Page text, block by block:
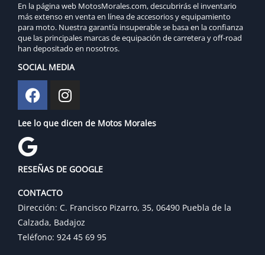
En la página web MotosMorales.com, descubrirás el inventario
más extenso en venta en línea de accesorios y equipamiento
para moto. Nuestra garantía insuperable se basa en la confianza
que las principales marcas de equipación de carretera y off-road
han depositado en nosotros.
SOCIAL MEDIA
Lee lo que dicen de Motos Morales
RESEÑAS DE GOOGLE
CONTACTO
Dirección: C. Francisco Pizarro, 35, 06490 Puebla de la
Calzada, Badajoz
Teléfono: 924 45 69 95